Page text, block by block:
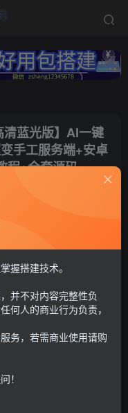
蓝光版】AI一键
手工服务端+安卓
程+全套源码
特惠
至尊会员 免费
问题自行解决
握搭建技术。
并不对内容完整性负
何人的商业行为负责，
务，若需商业使用请购
！